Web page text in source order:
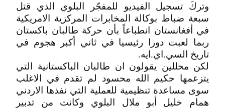
وتركَ تسجيل الفيديو للمفجّر البلوي الذي قتل
سبعة ضباط بوكالة المخابرات المركزية الامريكية
في أفغانستان انطباعاً بأن حركة طالبان باكستان
ربما لعبت دورا رئيسيا في ثاني أكبر هجوم في
تاريخ السي.اي.ايه.
لكن محللين يقولون ان طالبان الباكستانية التي
يتزعمها حكيم الله محسود لم تقدم في الاغلب
سوى مساعدة تنظيمية للعملية التي نفذها الاردني
همام خليل أبو ملال البلوي وكانت من تدبير